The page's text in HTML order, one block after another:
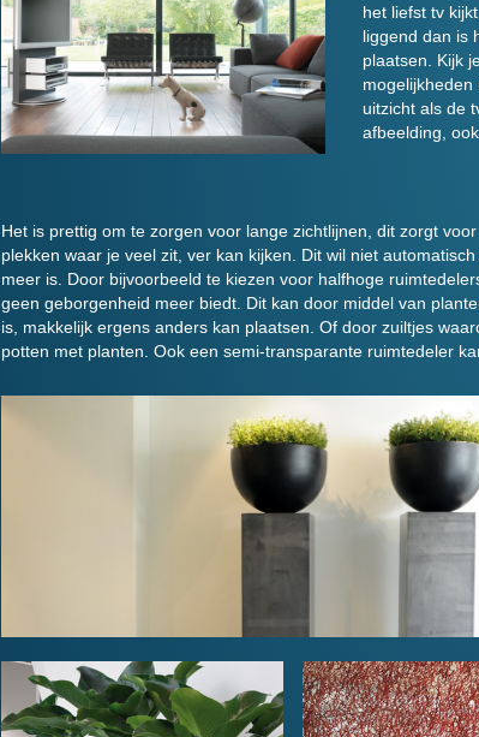
het liefst tv
liggend dan is
plaatsen. Kijk
uitzicht als de
afbeelding,
Het is prettig om te zorgen voor lange zichtlijnen, dit zorgt
plekken waar je veel zit, ver kan kijken. Dit wil niet
meer is. Door bijvoorbeeld te kiezen voor halfhoge
geen geborgenheid meer biedt. Dit kan door middel van
is, makkelijk ergens anders kan plaatsen. Of door zuiltjes
potten met planten. Ook een semi-transparante ruimtedeler